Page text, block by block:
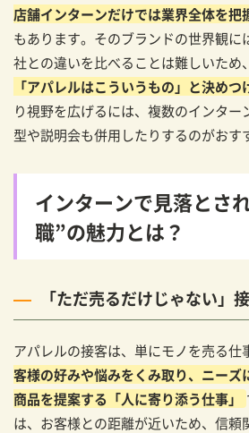
店舗インターンだけでは業界全体を把
もあります。そのブランドの世界観に
社との違いを比べることは難しいため、
「アパレルはこういうもの」と決め
り視野を広げるには、複数のインター
型や説明会も併用したりするのがおす
インターンで見落とさ
職”の魅力とは？
「ただ売るだけじゃない」
アパレルの接客は、単にモノを売る仕
客様の好みや悩みをくみ取り、ニーズ
商品を提案する「人に寄り添う仕事」
は、お客様との距離が近いため、信頼